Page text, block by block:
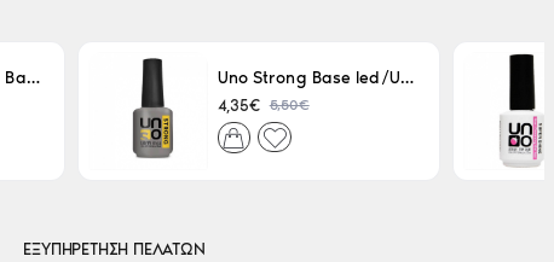
Uno LED/UV Rubber Base 15ml Uno Strong Base led/Uv 15 ml
4,35€ 5,50€
ΕΞΥΠΗΡΕΤΗΣΗ ΠΕΛΑΤΩΝ